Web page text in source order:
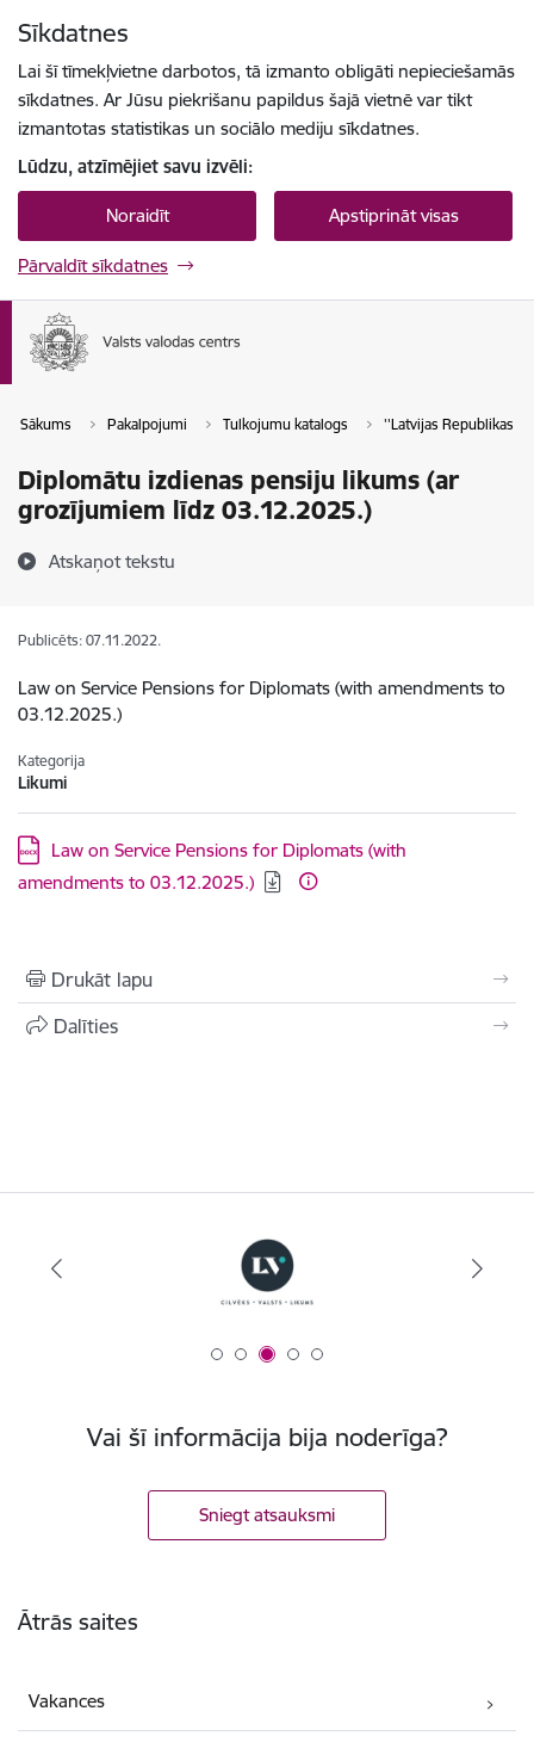
Sīkdatnes
Lai šī tīmekļvietne darbotos, tā izmanto obligāti nepieciešamās
sīkdatnes. Ar Jūsu piekrišanu papildus šajā vietnē var tikt
izmantotas statistikas un sociālo mediju sīkdatnes.
Lūdzu, atzīmējiet savu izvēli:
Noraidīt Apstiprināt visas
Pārvaldīt sīkdatnes
Sākums Pakalpojumi Tulkojumu katalogs ''Latvijas Republikas
Diplomātu izdienas pensiju likums (ar
grozījumiem līdz 03.12.2025.)
Atskaņot tekstu
Publicēts: 07.11.2022.
Law on Service Pensions for Diplomats (with amendments to
03.12.2025.)
Kategorija
Likumi
Lejupielādēt:
Law on Service Pensions for Diplomats (with
amendments to 03.12.2025.)
Drukāt lapu
Dalīties
Vai šī informācija bija noderīga?
Sniegt atsauksmi
Ātrās saites
Vakances